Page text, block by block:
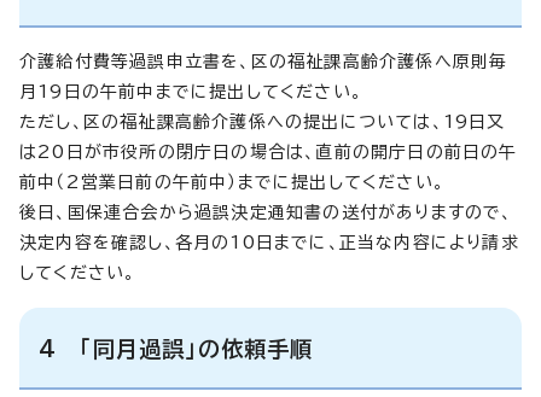
介護給付費等過誤申立書を、区の福祉課高齢介護係へ原則毎
月19日の午前中までに提出してください。
ただし、区の福祉課高齢介護係への提出については、19日又
は20日が市役所の閉庁日の場合は、直前の開庁日の前日の午
前中（2営業日前の午前中）までに提出してください。
後日、国保連合会から過誤決定通知書の送付がありますので、
決定内容を確認し、各月の10日までに、正当な内容により請求
してください。
4 「同月過誤」の依頼手順